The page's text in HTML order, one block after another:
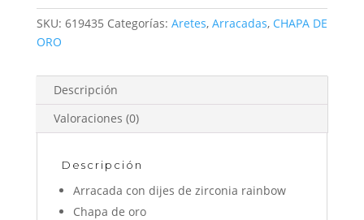
SKU: 619435 Categorías: Aretes, Arracadas, CHAPA DE
ORO
Descripción
Valoraciones (0)
Descripción
Arracada con dijes de zirconia rainbow
Chapa de oro